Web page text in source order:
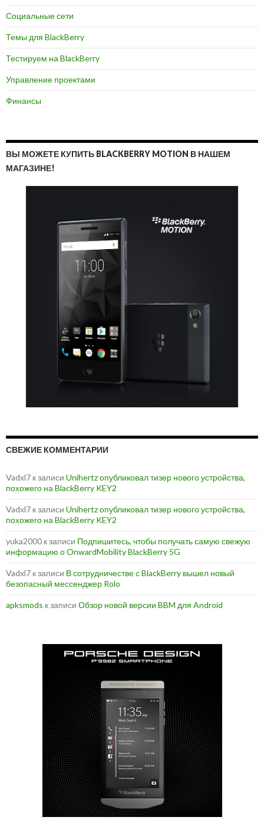
Социальные сети
Темы для BlackBerry
Тестируем на BlackBerry
Управление проектами
Финансы
ВЫ МОЖЕТЕ КУПИТЬ BLACKBERRY MOTION В НАШЕМ
МАГАЗИНЕ!
СВЕЖИЕ КОММЕНТАРИИ
Vadxl7 к записи Unihertz опубликовал тизер нового устройства,
похожего на BlackBerry KEY2
Vadxl7 к записи Unihertz опубликовал тизер нового устройства,
похожего на BlackBerry KEY2
yuka2000 к записи Подпишитесь, чтобы получать самую свежую
информацию о OnwardMobility BlackBerry 5G
Vadxl7 к записи В сотрудничестве с BlackBerry вышел новый
безопасный мессенджер Rolo
apksmods к записи Обзор новой версии BBM для Android